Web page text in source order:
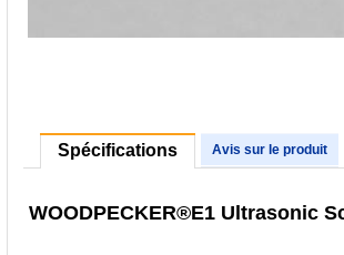
Spécifications Avis sur le produit
WOODPECKER®E1 Ultrasonic